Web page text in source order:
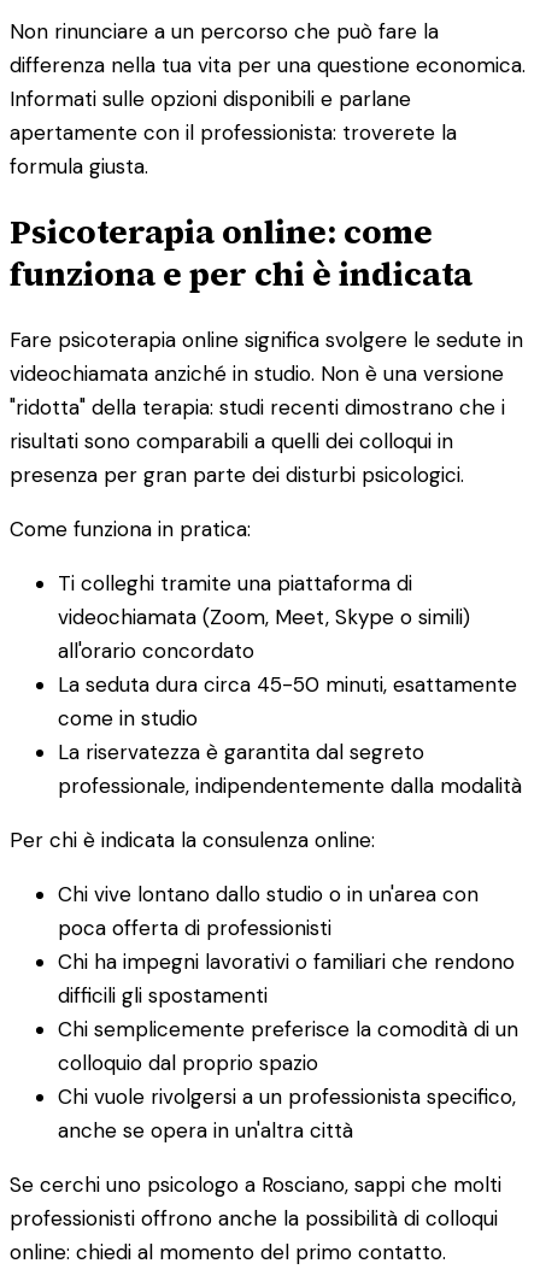
Non rinunciare a un percorso che può fare la
differenza nella tua vita per una questione economica.
Informati sulle opzioni disponibili e parlane
apertamente con il professionista: troverete la
formula giusta.
Psicoterapia online: come
funziona e per chi è indicata
Fare psicoterapia online significa svolgere le sedute in
videochiamata anziché in studio. Non è una versione
"ridotta" della terapia: studi recenti dimostrano che i
risultati sono comparabili a quelli dei colloqui in
presenza per gran parte dei disturbi psicologici.
Come funziona in pratica:
Ti colleghi tramite una piattaforma di
videochiamata (Zoom, Meet, Skype o simili)
all'orario concordato
La seduta dura circa 45-50 minuti, esattamente
come in studio
La riservatezza è garantita dal segreto
professionale, indipendentemente dalla modalità
Per chi è indicata la consulenza online:
Chi vive lontano dallo studio o in un'area con
poca offerta di professionisti
Chi ha impegni lavorativi o familiari che rendono
difficili gli spostamenti
Chi semplicemente preferisce la comodità di un
colloquio dal proprio spazio
Chi vuole rivolgersi a un professionista specifico,
anche se opera in un'altra città
Se cerchi uno psicologo a Rosciano, sappi che molti
professionisti offrono anche la possibilità di colloqui
online: chiedi al momento del primo contatto.